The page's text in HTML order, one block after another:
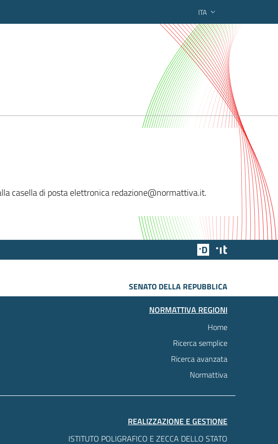
ITA
federato regionale
casella di posta elettronica redazione@normattiva.it.
Team Digitale
SENATO DELLA REPUBBLICA
NORMATTIVA REGIONI
Home
Ricerca semplice
Ricerca avanzata
Normattiva
REALIZZAZIONE E GESTIONE
ISTITUTO POLIGRAFICO E ZECCA DELLO STATO